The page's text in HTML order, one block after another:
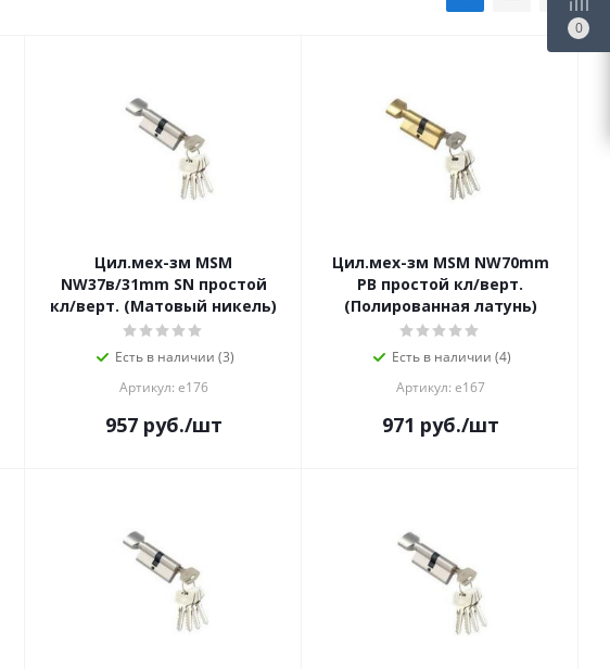
Цил.мех-зм MSM
NW37в/31mm SN простой
кл/верт. (Матовый никель)
Есть в наличии (3)
Артикул: е176
957руб./шт
Цил.мех-зм MSM NW70mm
PB простой кл/верт.
(Полированная латунь)
Есть в наличии (4)
Артикул: е167
971 руб./шт
0